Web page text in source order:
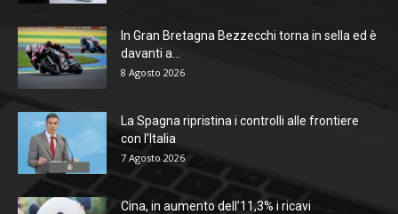
In Gran Bretagna Bezzecchi torna in sella ed è
davanti a...
8 Agosto 2026
La Spagna ripristina i controlli alle frontiere
con l’Italia
7 Agosto 2026
Cina, in aumento dell’11,3% i ricavi